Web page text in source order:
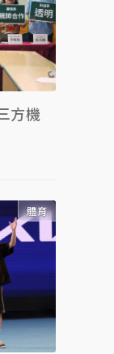
方機
體育